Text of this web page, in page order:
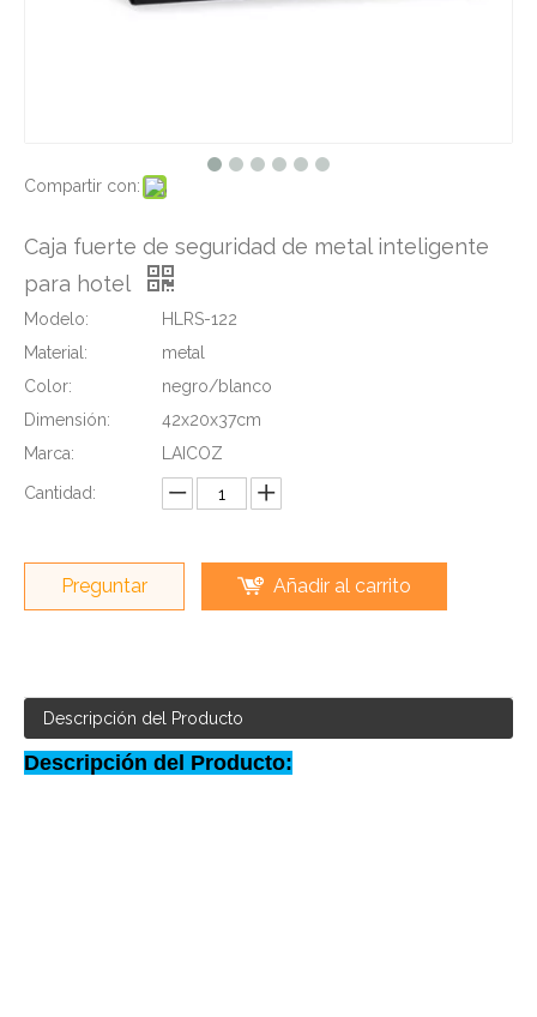
Compartir con:
Caja fuerte de seguridad de metal inteligente
para hotel
Modelo:
HLRS-122
Material:
metal
Color:
negro/blanco
Dimensión:
42x20x37cm
Marca:
LAICOZ
Cantidad:
Preguntar Añadir al carrito
Descripción del Producto
Descripción del Producto: